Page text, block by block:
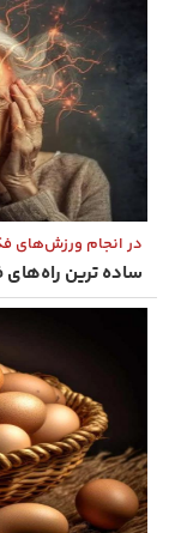
در انجام ورزش‌های
ساده‌ ترین راه‌های